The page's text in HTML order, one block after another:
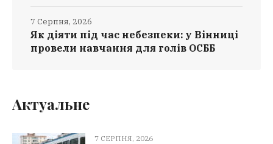
Як діяти під час небезпеки: у Вінниці
провели навчання для голів ОСББ
7 Серпня, 2026
Актуальне
7 СЕРПНЯ, 2026